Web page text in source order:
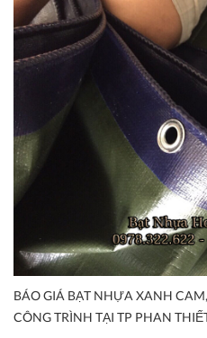
BÁO GIÁ BẠT NHỰA XANH
CÔNG TRÌNH TẠI TP PHAN